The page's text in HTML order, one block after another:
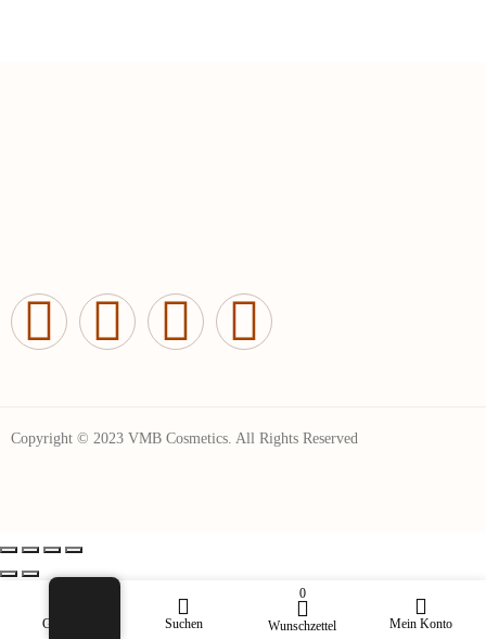
Copyright © 2023 VMB Cosmetics. All Rights Reserved
Geschäft Suchen
0
Wunschzettel Mein Konto